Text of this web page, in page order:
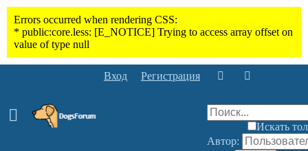
Вход Регистрация
Искать
Автор: